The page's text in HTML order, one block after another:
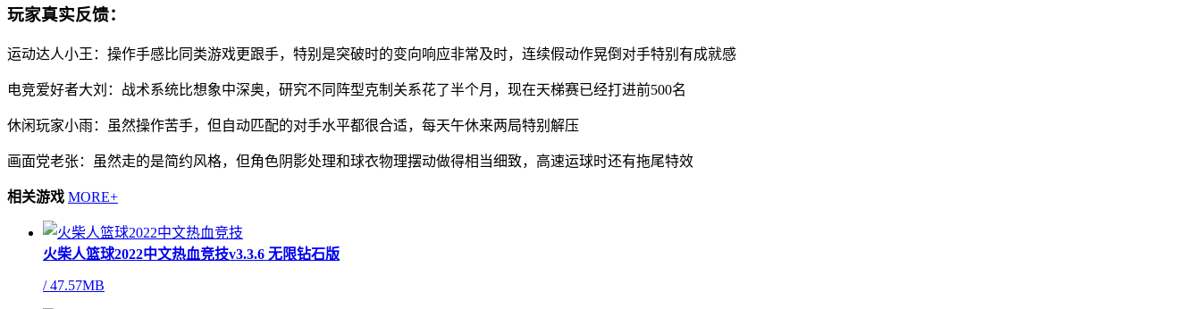
玩家真实反馈：
运动达人小王：操作手感比同类游戏更跟手，特别是突破时的变向响应非常及时，连续假动作晃倒对手特别有成就感
电竞爱好者大刘：战术系统比想象中深奥，研究不同阵型克制关系花了半个月，现在天梯赛已经打进前500名
休闲玩家小雨：虽然操作苦手，但自动匹配的对手水平都很合适，每天午休来两局特别解压
画面党老张：虽然走的是简约风格，但角色阴影处理和球衣物理摆动做得相当细致，高速运球时还有拖尾特效
相关游戏 MORE+
火柴人篮球2022中文热血竞技v3.3.6 无限钻石版
/47.57MB